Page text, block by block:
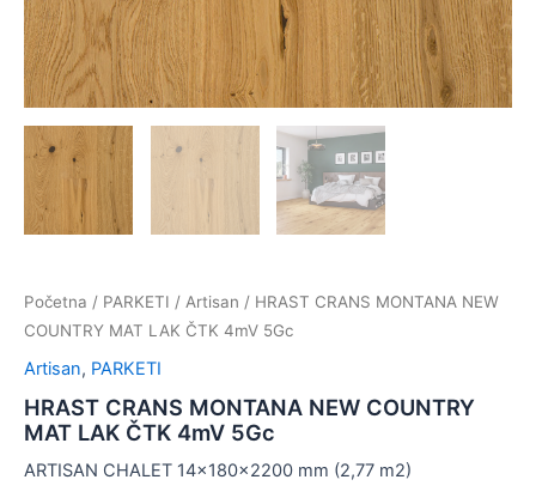
Početna / PARKETI / Artisan / HRAST CRANS MONTANA NEW
COUNTRY MAT LAK ČTK 4mV 5Gc
Artisan, PARKETI
HRAST CRANS MONTANA NEW COUNTRY
MAT LAK ČTK 4mV 5Gc
ARTISAN CHALET 14x180x2200 mm (2,77 m2)